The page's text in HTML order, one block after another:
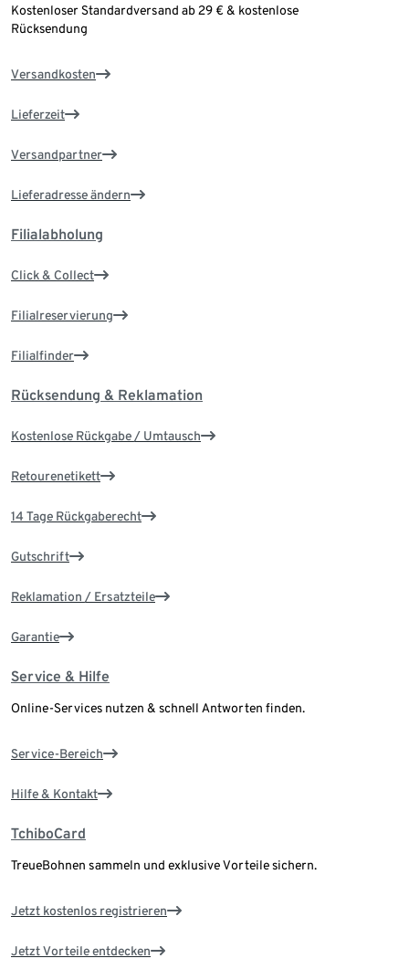
Kostenloser Standardversand ab 29 € & kostenlose
Rücksendung
Versandkosten
Lieferzeit
Versandpartner
Lieferadresse ändern
Filialabholung
Click & Collect
Filialreservierung
Filialfinder
Rücksendung & Reklamation
Kostenlose Rückgabe / Umtausch
Retourenetikett
14 Tage Rückgaberecht
Gutschrift
Reklamation / Ersatzteile
Garantie
Service & Hilfe
Online-Services nutzen & schnell Antworten finden.
Service-Bereich
Hilfe & Kontakt
TchiboCard
TreueBohnen sammeln und exklusive Vorteile sichern.
Jetzt kostenlos registrieren
Jetzt Vorteile entdecken